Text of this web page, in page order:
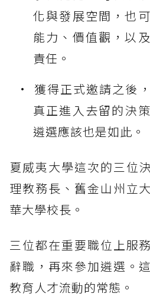
化與發展空間，也
能力、價值觀，以
責任。
獲得正式邀請之後
真正進入去留的決
遴選應該也是如此。
夏威夷大學這次的三位
理教務長、舊金山州立
華大學校長。
三位都在重要職位上服
辭職，再來參加遴選。
教育人才流動的常態。